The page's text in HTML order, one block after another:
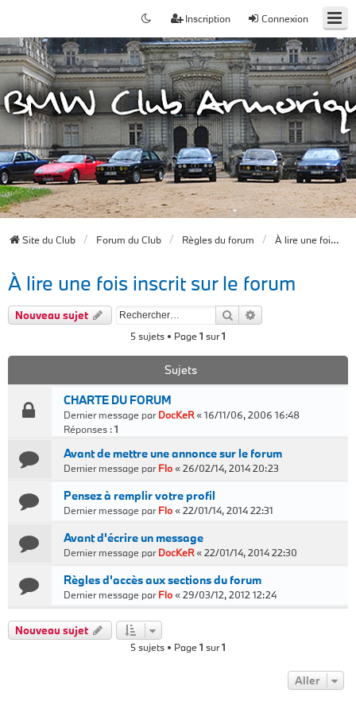
Connexion
Inscription
Site du Club Forum du Club Règles du forum À lire une fois inscrit sur le forum
À lire une fois inscrit sur le forum
Nouveau sujet Rechercher
5 sujets • Page1 sur1
Sujets
CHARTE DU FORUM
Dernier message parDocKeR«16/11/06, 2006 16:48
Réponses :1
Avant de mettre une annonce sur le forum
Dernier message parFlo«26/02/14, 2014 20:23
Pensez à remplir votre profil
Dernier message parFlo«22/01/14, 2014 22:31
Avant d'écrire un message
Dernier message parDocKeR«22/01/14, 2014 22:30
Règles d'accès aux sections du forum
Dernier message parFlo«29/03/12, 2012 12:24
Nouveau sujet
5 sujets • Page1 sur1
Aller